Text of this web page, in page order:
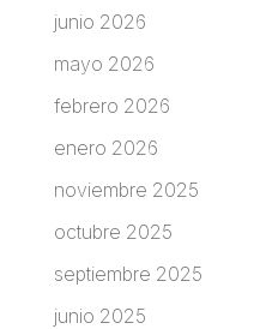
junio 2026
mayo 2026
febrero 2026
enero 2026
noviembre 2025
octubre 2025
septiembre 2025
junio 2025